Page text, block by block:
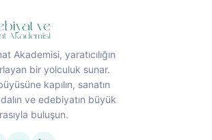
Akademisi, yaratıcılığın
bir yolculuk sunar.
kapılın, sanatın
ve edebiyatın büyük
buluşun.